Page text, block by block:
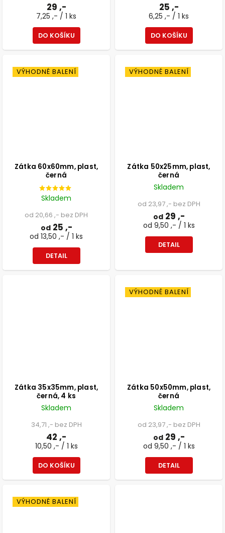
29 ,-
7,25 ,- / 1 ks
DO KOŠÍKU
25 ,-
6,25 ,- / 1 ks
DO KOŠÍKU
VÝHODNÉ BALENÍ
Zátka 60x60mm, plast,
černá
Skladem
od 20,66 ,- bez DPH
od25 ,-
od 13,50 ,- / 1 ks
DETAIL
VÝHODNÉ BALENÍ
Zátka 50x25mm, plast,
černá
Skladem
od 23,97 ,- bez DPH
od29 ,-
od 9,50 ,- / 1 ks
DETAIL
Zátka 35x35mm, plast,
černá, 4 ks
Skladem
34,71 ,- bez DPH
42 ,-
10,50 ,- / 1 ks
DO KOŠÍKU
VÝHODNÉ BALENÍ
Zátka 50x50mm, plast,
černá
Skladem
od 23,97 ,- bez DPH
od29 ,-
od 9,50 ,- / 1 ks
DETAIL
VÝHODNÉ BALENÍ